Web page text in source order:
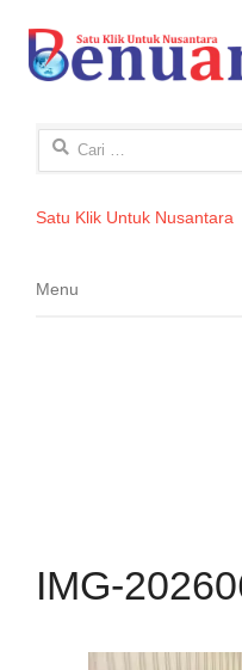
Cari
Satu Klik Untuk Nusantara
Menu
Menu
IMG-